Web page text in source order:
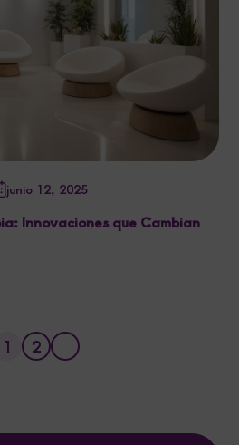
junio 12, 2025
Innovaciones que Cambian
1 2